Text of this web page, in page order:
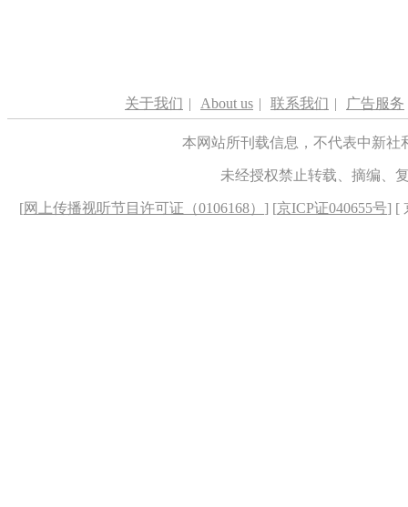
关于我们 | About us | 联系我们 | 广告服务
本网站所刊载信息，不代表中新
未经授权禁止转载、摘编、
[网上传播视听节目许可证（0106168） ] [京ICP证040655号] [